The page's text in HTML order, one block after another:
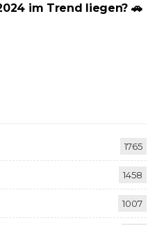
im Trend liegen? 🚗
1765
1458
1007